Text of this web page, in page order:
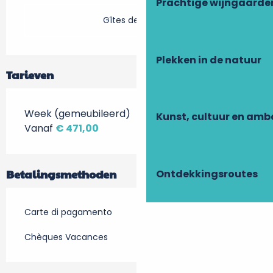
Prachtige
Plekken in de natuur
Kunst, cultuur en
Ontdekkingsroutes
Gîtes de France
Tarieven
Week (gemeubileerd)
Vanaf € 471,00
Betalingsmethoden
Carte di pagamento
Chèques Vacances